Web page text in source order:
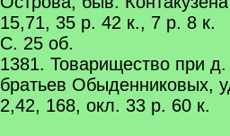
15,71, 35 р. 42 к., 7 р. 8 к.
С. 25 об.
1381. Товарищество при
братьев Обыденниковых,
2,42, 168, окл. 33 р. 60 к.